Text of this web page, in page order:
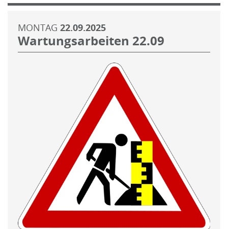
MONTAG 22.09.2025
Wartungsarbeiten 22.09